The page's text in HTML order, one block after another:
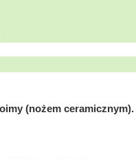
(nożem ceramicznym).